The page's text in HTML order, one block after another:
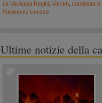
La Via Appia Regina Varium, candidata a
Patrimonio Unesco
Ultime notizie della